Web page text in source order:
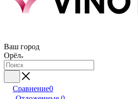
Ваш город
Орёл
Сравнение0